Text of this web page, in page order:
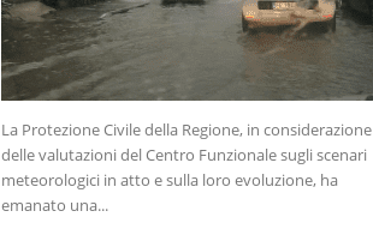
La Protezione Civile della Regione, in considerazione
delle valutazioni del Centro Funzionale sugli scenari
meteorologici in atto e sulla loro evoluzione, ha
emanato una...